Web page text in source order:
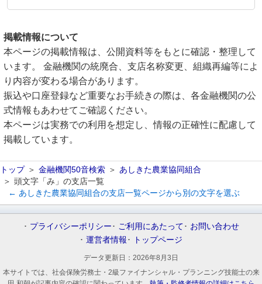
掲載情報について
本ページの掲載情報は、公開資料等をもとに確認・整理して
います。 金融機関の統廃合、支店名称変更、組織再編等によ
り内容が変わる場合があります。
振込や口座登録など重要なお手続きの際は、各金融機関の公
式情報もあわせてご確認ください。
本ページは実務での利用を想定し、情報の正確性に配慮して
掲載しています。
トップ 金融機関50音検索
あしきた農業協同組合
頭文字「み」の支店一覧
← あしきた農業協同組合の支店一覧ページから別の文字を選ぶ
プライバシーポリシー ご利用にあたって
お問い合わせ
運営者情報
トップページ
データ更新日： 2026年8月3日
本サイトでは、社会保険労務士・2級ファイナンシャル・プランニング技能士の来